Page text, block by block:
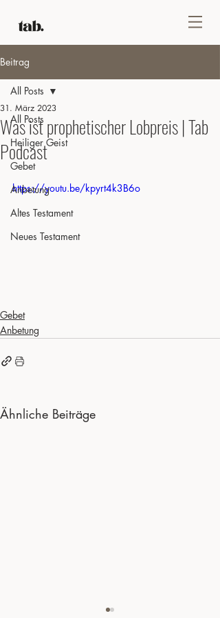
Beitrag
All Posts
Heiliger Geist
Gebet
Anbetung
Altes Testament
Neues Testament
All Posts
Was ist prophetischer Lobpreis | Tab
Podcast
31. März 2023
https://youtu.be/kpyrt4k3B6o
Gebet
Anbetung
Ähnliche Beiträge